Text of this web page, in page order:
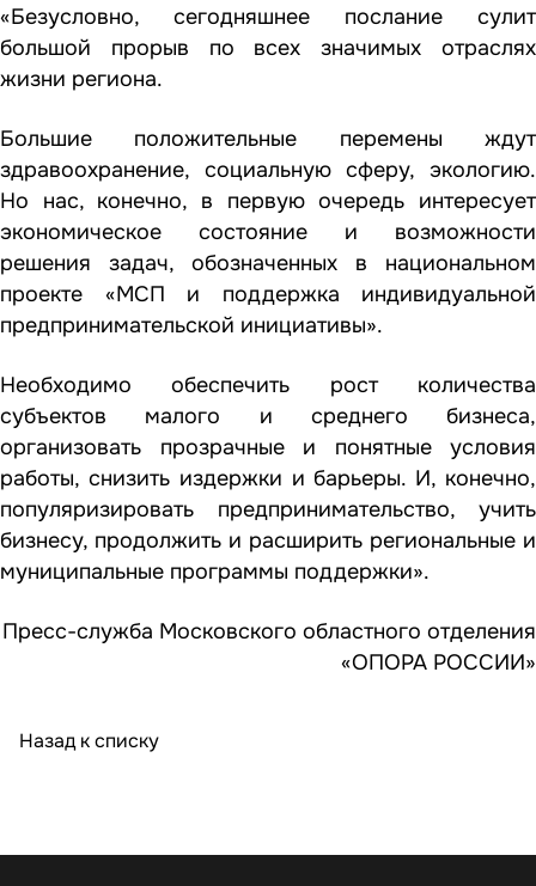
«Безусловно, сегодняшнее послание сулит
большой прорыв по всех значимых отраслях
жизни региона.
Большие положительные перемены ждут
здравоохранение, социальную сферу, экологию.
Но нас, конечно, в первую очередь интересует
экономическое состояние и возможности
решения задач, обозначенных в национальном
проекте «МСП и поддержка индивидуальной
предпринимательской инициативы».
Необходимо обеспечить рост количества
субъектов малого и среднего бизнеса,
организовать прозрачные и понятные условия
работы, снизить издержки и барьеры. И, конечно,
популяризировать предпринимательство, учить
бизнесу, продолжить и расширить региональные и
муниципальные программы поддержки».
Пресс-служба Московского областного отделения
«ОПОРА РОССИИ»
Назад к списку